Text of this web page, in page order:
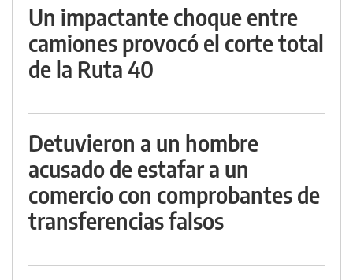
Un impactante choque entre
camiones provocó el corte total
de la Ruta 40
Detuvieron a un hombre
acusado de estafar a un
comercio con comprobantes de
transferencias falsos